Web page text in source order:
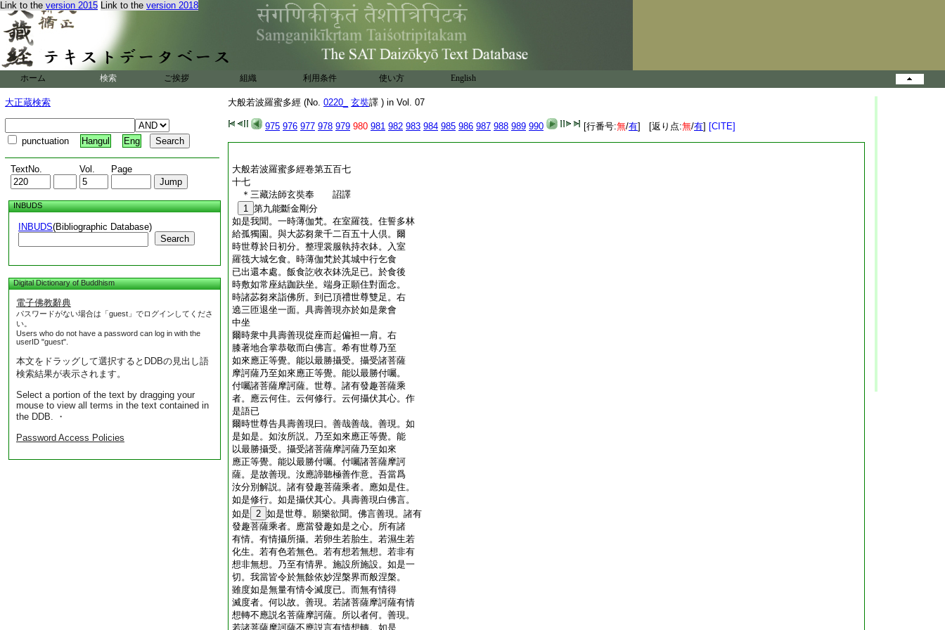
Link to the version 2015 Link to the version 2018
ホーム 検索 ご挨拶 組織 利用条件 使い方 English
大正蔵検索
punctuation Hangul Eng
TextNo. Vol. Page
INBUDS
INBUDS(Bibliographic Database)
Search
Digital Dictionary of Buddhism
電子佛教辭典
パスワードがない場合は「guest」でログインしてくださ
い。
Users who do not have a password can log in with the
userID "guest".
本文をドラッグして選択するとDDBの見出し語
検索結果が表示されます。
Select a portion of the text by dragging your
mouse to view all terms in the text contained in
the DDB. ・
Password Access Policies
大般若波羅蜜多經 (No. 0220_ 玄奘譯 ) in Vol. 07
975 976 977 978 979 980 981 982 983 984 985 986 987 988 989 990 [行番号:無/有] [返り点:無/有] [CITE]
。故屬意多迷。前聖由之著論。後賢所以
殷學。非直有縁 6
振旦。實亦見重昌期。廣略
二本。前後五譯。無新無故。逾 7 練逾明。然經
卷所在。則爲有佛。故受持之迹。其驗若神。
傳之物聽。具如別録。爾其刷蕩二邊。彰明九
觀。雲飄絲鬢。愁含變滅之影。電轉珠 8 目。榮
遷倏忽之光。星夜編而曉落。則邪見難保。露
陰泫而陽晞。則
9 危蘊方促。以有爲之若此。
之美證矣
大般若波羅蜜多經卷第五百七
十七
＊三藏法師玄奘奉 詔譯
1 第九能斷金剛分
如是我聞。一時薄伽梵。在室羅筏。住誓多林
給孤獨園。與大苾芻衆千二百五十人倶。爾
時世尊於日初分。整理裳服執持衣鉢。入室
羅筏大城乞食。時薄伽梵於其城中行乞食
已出還本處。飯食訖收衣鉢洗足已。於食後
時敷如常座結跏趺坐。端身正願住對面念。
時諸苾芻來詣佛所。到已頂禮世尊雙足。右
遶三匝退坐一面。具壽善現亦於如是衆會
中坐
爾時衆中具壽善現從座而起偏袒一肩。右
膝著地合掌恭敬而白佛言。希有世尊乃至
如來應正等覺。能以最勝攝受。攝受諸菩薩
摩訶薩乃至如來應正等覺。能以最勝付囑。
付囑諸菩薩摩訶薩。世尊。諸有發趣菩薩乘
者。應云何住。云何修行。云何攝伏其心。作
是語已
爾時世尊告具壽善現曰。善哉善哉。善現。如
是如是。如汝所説。乃至如來應正等覺。能
以最勝攝受。攝受諸菩薩摩訶薩乃至如來
應正等覺。能以最勝付囑。付囑諸菩薩摩訶
薩。是故善現。汝應諦聽極善作意。吾當爲
汝分別解説。諸有發趣菩薩乘者。應如是住。
如是修行。如是攝伏其心。具壽善現白佛言。
如是 2 如是世尊。願樂欲聞。佛言善現。諸有
發趣菩薩乘者。應當發趣如是之心。所有諸
有情。有情攝所攝。若卵生若胎生。若濕生若
化生。若有色若無色。若有想若無想。若非有
想非無想。乃至有情界。施設所施設。如是一
切。我當皆令於無餘依妙涅槃界而般涅槃。
雖度如是無量有情令滅度已。而無有情得
滅度者。何以故。善現。若諸菩薩摩訶薩有情
想轉不應説名菩薩摩訶薩。所以者何。善現。
若諸菩薩摩訶薩不應説言有情想轉。如是